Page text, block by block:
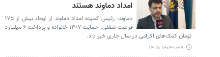
امداد دماوند هستند
دماوند- رئیس کمیته امداد دماوند از ایجاد بیش از ۱۷۵
فرصت شغلی، حمایت ۱۳۰۷ خانواده و پرداخت ۶ میلیارد
تومان کمک‌های اکرامی در سال جاری خبر داد.
۱۴۰۴-۱۱-۱۹ ۱۴:۲۰